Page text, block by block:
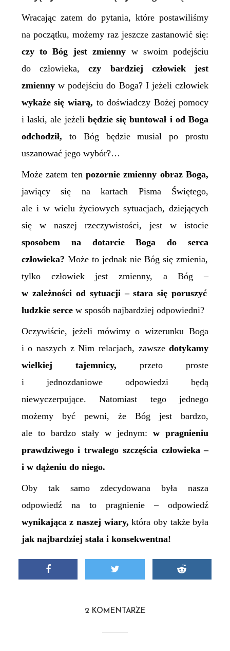
Wracając zatem do pytania, które postawiliśmy
na początku, możemy raz jeszcze zastanowić się:
czy to Bóg jest zmienny w swoim podejściu
do człowieka,czy bardziej człowiek jest
zmiennyw podejściu do Boga? I jeżeli człowiek
wykaże się wiarą, to doświadczy Bożej pomocy
i łaski, ale jeżeli będzie się buntował i od Boga
odchodził, to Bóg będzie musiał po prostu
uszanować jego wybór?…
Może zatem ten pozornie zmienny obraz Boga,
jawiący się na kartach Pisma Świętego,
ale i w wielu życiowych sytuacjach, dziejących
się w naszej rzeczywistości, jest w istocie
sposobem nadotarcie Boga do serca
człowieka? Może to jednak nie Bóg się zmienia,
tylko człowiek jest zmienny, a Bóg –
w zależności od sytuacji – stara się poruszyć
ludzkie sercew sposób najbardziej odpowiedni?
Oczywiście, jeżeli mówimy o wizerunku Boga
i o naszych z Nim relacjach, zawszedotykamy
wielkiej tajemnicy, przeto proste
i jednozdaniowe odpowiedzi będą
niewyczerpujące. Natomiast tego jednego
możemy być pewni, że Bóg jest bardzo,
ale to bardzo stały w jednym:w pragnieniu
prawdziwego i trwałego szczęścia człowieka –
i wdążeniu do niego.
Oby tak samo zdecydowana była nasza
odpowiedź na to pragnienie – odpowiedź
wynikająca z naszej wiary,która oby także była
jak najbardziej stała i konsekwentna!
2 KOMENTARZE